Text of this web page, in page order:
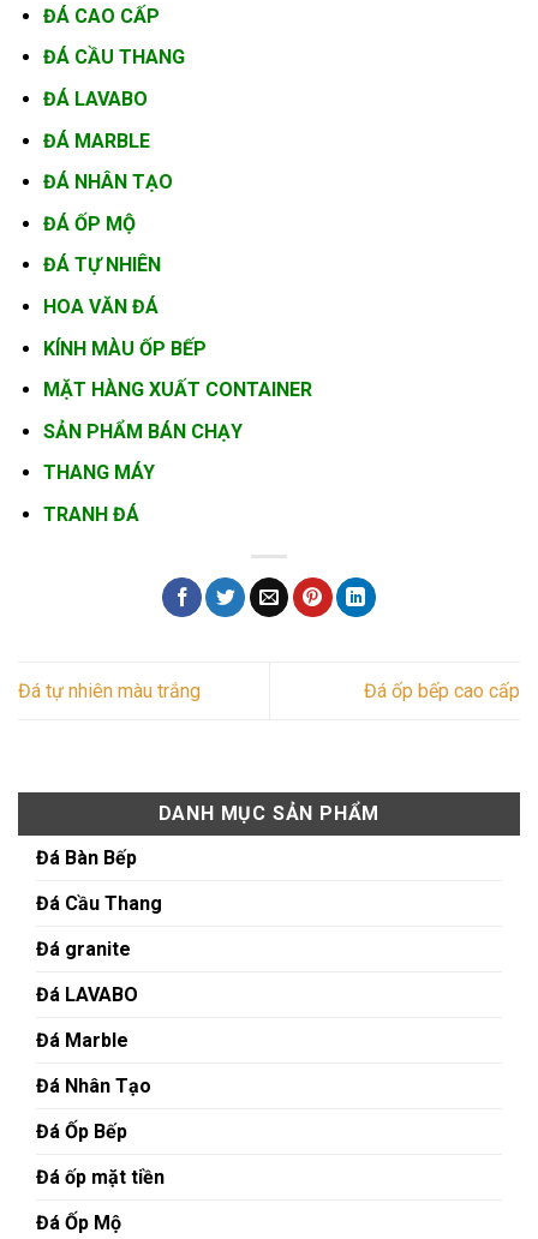
ĐÁ CAO CẤP
ĐÁ CẦU THANG
ĐÁ LAVABO
ĐÁ MARBLE
ĐÁ NHÂN TẠO
ĐÁ ỐP MỘ
ĐÁ TỰ NHIÊN
HOA VĂN ĐÁ
KÍNH MÀU ỐP BẾP
MẶT HÀNG XUẤT CONTAINER
SẢN PHẨM BÁN CHẠY
THANG MÁY
TRANH ĐÁ
Đá tự nhiên màu trắng Đá ốp bếp cao cấp
DANH MỤC SẢN PHẨM
Đá Bàn Bếp
Đá Cầu Thang
Đá granite
Đá LAVABO
Đá Marble
Đá Nhân Tạo
Đá Ốp Bếp
Đá ốp mặt tiền
Đá Ốp Mộ